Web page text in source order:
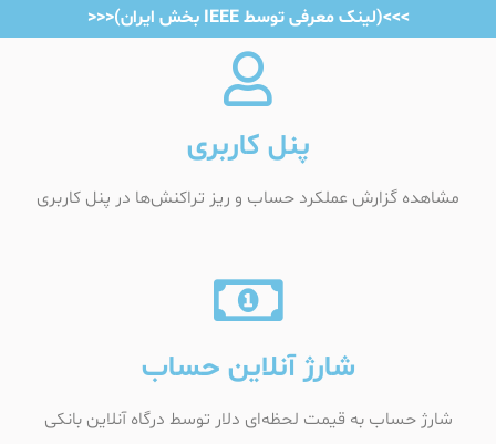
>>>(لینک معرفی توسط IEEE بخش ایران)<<<
پنل کاربری
مشاهده گزارش عملکرد حساب و ریز تراکنش‌ها در پنل کاربری
شارژ آنلاین حساب
شارژ حساب به قیمت لحظه‌ای دلار توسط درگاه آنلاین بانکی